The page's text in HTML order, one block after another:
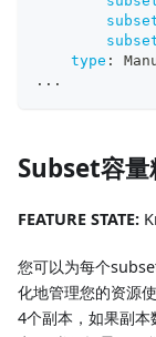
type :
...
Subset容
FEATURE STATE:
您可以为每个
化地管理您的资源
4个副本，如果副